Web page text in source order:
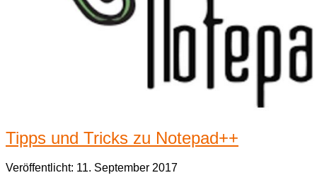
Tipps und Tricks zu Notepad++
Veröffentlicht: 11. September 2017